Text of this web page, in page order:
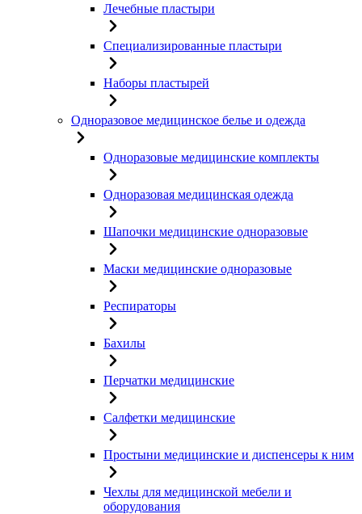
Лечебные пластыри
Специализированные пластыри
Наборы пластырей
Одноразовое медицинское белье и одежда
Одноразовые медицинские комплекты
Одноразовая медицинская одежда
Шапочки медицинские одноразовые
Маски медицинские одноразовые
Респираторы
Бахилы
Перчатки медицинские
Салфетки медицинские
Простыни медицинские и диспенсеры к ним
Чехлы для медицинской мебели и
оборудования